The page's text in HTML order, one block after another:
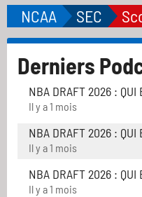
NCAA SEC
Derniers
NBA DRAFT 2026 : QUI
Il y a 1 mois
NBA DRAFT 2026 : QUI
Il y a 1 mois
NBA DRAFT 2026 : QUI
Il y a 1 mois